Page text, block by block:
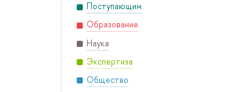
Поступающим
Образование
Наука
Экспертиза
Общество